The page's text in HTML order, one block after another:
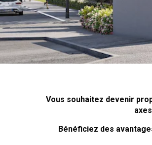
Vous souhaitez devenir
Bénéficiez des